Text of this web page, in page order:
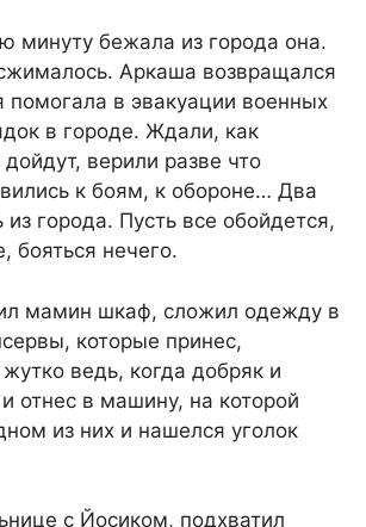
минуту бежала из города она.
Аркаша возвращался
в эвакуации военных
в городе. Ждали, как
верили разве что
к боям, к обороне… Два
города. Пусть все обойдется,
бояться нечего.
мамин шкаф, сложил одежду в
которые принес,
ведь, когда добряк и
отнес в машину, на которой
из них и нашелся уголок
с Йосиком, подхватил